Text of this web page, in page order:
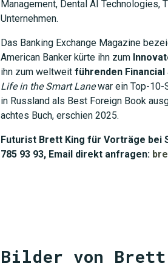
Management, Dental AI
Unternehmen.
Das Banking Exchange Magazine
American Banker kürte ihn zum
ihn zum weltweit führenden
Life in the Smart Lanewar ein Top-10-
in Russland als Best Foreign Book
achtes Buch, erschien 2025.
Futurist Brett King für Vorträge bei
785 93 93, Email direkt anfragen:
Bilder von